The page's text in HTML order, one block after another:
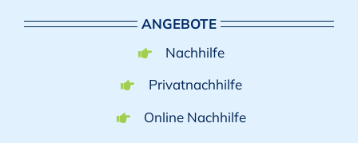
ANGEBOTE
Nachhilfe
Privatnachhilfe
Online Nachhilfe